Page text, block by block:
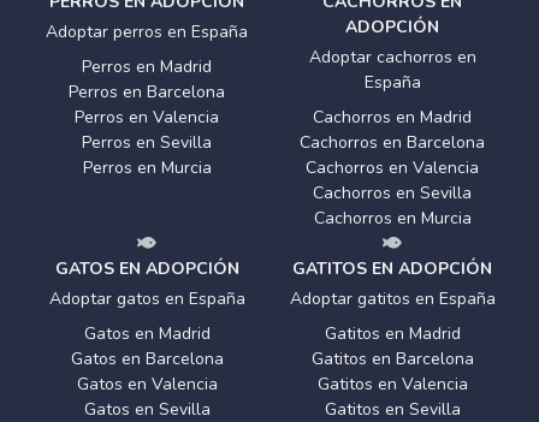
Adoptar perros en España
Perros en Madrid
Perros en Barcelona
Perros en Valencia
Perros en Sevilla
Perros en Murcia
ADOPCIÓN
Adoptar cachorros en
España
Cachorros en Madrid
Cachorros en Barcelona
Cachorros en Valencia
Cachorros en Sevilla
Cachorros en Murcia
GATOS EN ADOPCIÓN
Adoptar gatos en España
Gatos en Madrid
Gatos en Barcelona
Gatos en Valencia
Gatos en Sevilla
GATITOS EN ADOPCIÓN
Adoptar gatitos en España
Gatitos en Madrid
Gatitos en Barcelona
Gatitos en Valencia
Gatitos en Sevilla